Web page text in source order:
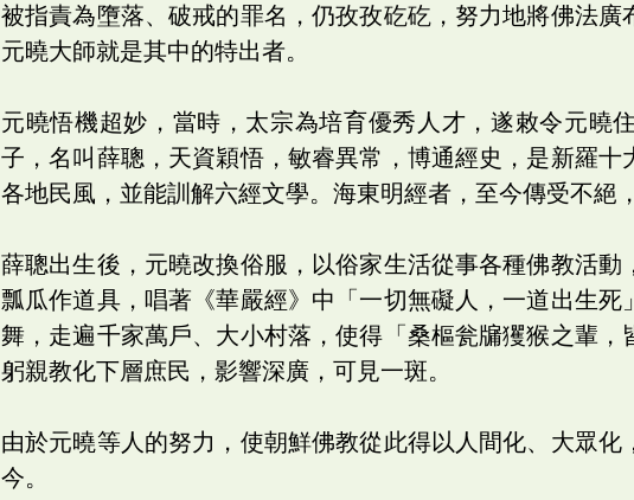
被指責為墮落、破戒的罪名，仍孜孜矻矻，努力地將佛法廣
元曉大師就是其中的特出者。
元曉悟機超妙，當時，太宗為培育優秀人才，遂敕令元曉
子，名叫薛聰，天資穎悟，敏睿異常，博通經史，是新羅
各地民風，並能訓解六經文學。海東明經者，至今傳受不絕
薛聰出生後，元曉改換俗服，以俗家生活從事各種佛教活
瓢瓜作道具，唱著《華嚴經》中「一切無礙人，一道出生死
舞，走遍千家萬戶、大小村落，使得「桑樞瓮牖玃猴之輩
躬親教化下層庶民，影響深廣，可見一斑。
由於元曉等人的努力，使朝鮮佛教從此得以人間化、大眾
今。